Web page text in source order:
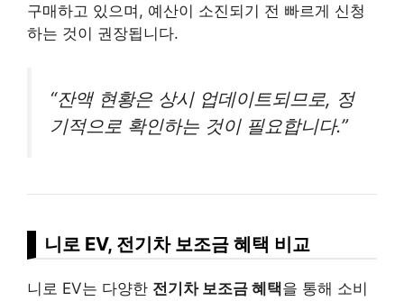
구매하고 있으며, 예산이 소진되기 전 빠르게 신청
하는 것이 권장됩니다.
“잔액 현황은 상시 업데이트되므로, 정
기적으로 확인하는 것이 필요합니다.”
니로 EV, 전기차 보조금 혜택 비교
니로 EV는 다양한 전기차 보조금 혜택을 통해 소비